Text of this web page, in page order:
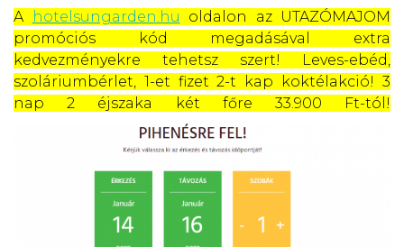
A hotelsungarden.hu oldalon az UTAZÓMAJOM
promóciós kód megadásával extra
kedvezményekre tehetsz szert! Leves-ebéd,
szoláriumbérlet, 1-et fizet 2-t kap koktélakció! 3
nap 2 éjszaka két főre 33.900 Ft-tól!